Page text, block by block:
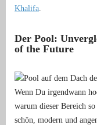
Khalifa
Der Pool:
of the Future
Wenn Du irgendwann
warum dieser Bereich
schön, modern und